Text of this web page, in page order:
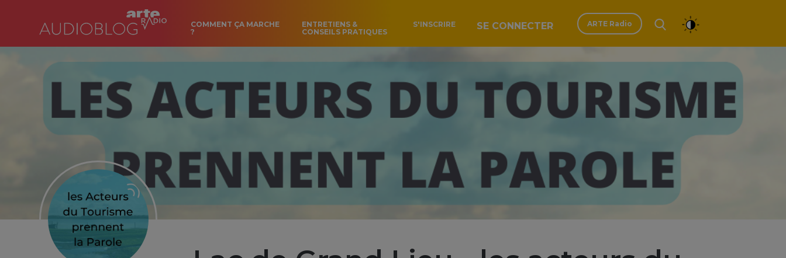
COMMENT ÇA MARCHE
?
ENTRETIENS &
CONSEILS PRATIQUES
S'INSCRIRE SE CONNECTER ARTE Radio